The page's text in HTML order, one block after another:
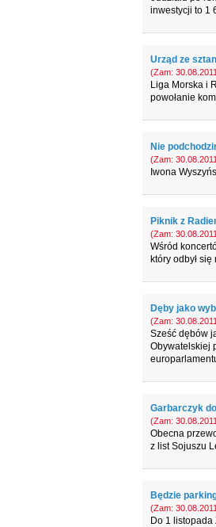
inwestycji to 1
Urząd ze
(Zam:
Liga Morska i
powołanie
Nie
(Zam:
Iwona
Piknik z
(Zam:
Wśród
który odbył
Dęby jako
(Zam:
Sześć dębów
Obywatelskiej
Garbarczyk
(Zam:
Obecna
z list Sojuszu
Będzie
(Zam:
Do 1